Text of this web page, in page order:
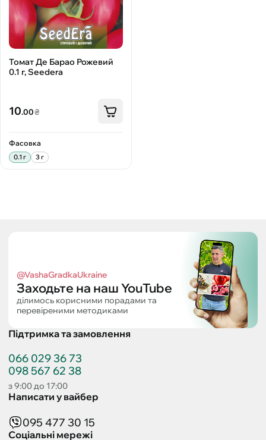
Томат Де Барао Рожевий
0.1 г, Seedera
10.00₴
Фасовка
0.1 г 3 г
@VashaGradkaUkraine
Заходьте на наш YouTube
ділимось корисними порадами та
перевіреними методиками
Підтримка та замовлення
066 029 36 73
098 567 62 38
з 9:00 до 17:00
Написати у вайбер
095 477 30 15
Соціальні мережі